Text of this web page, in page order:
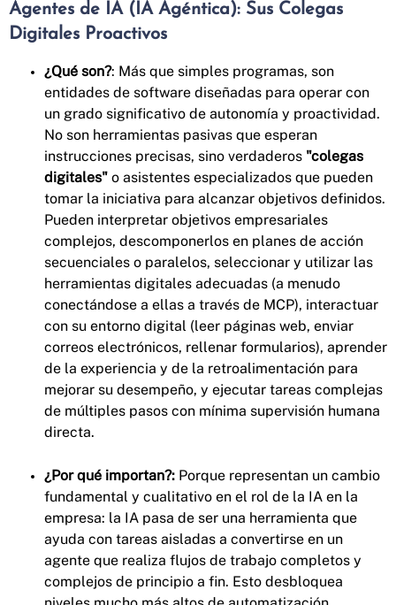
Agentes de IA (IA Agéntica): Sus Colegas
Digitales Proactivos
¿Qué son?: Más que simples programas, son
entidades de software diseñadas para operar con
un grado significativo de autonomía y proactividad.
No son herramientas pasivas que esperan
instrucciones precisas, sino verdaderos "colegas
digitales" o asistentes especializados que pueden
tomar la iniciativa para alcanzar objetivos definidos.
Pueden interpretar objetivos empresariales
complejos, descomponerlos en planes de acción
secuenciales o paralelos, seleccionar y utilizar las
herramientas digitales adecuadas (a menudo
conectándose a ellas a través de MCP), interactuar
con su entorno digital (leer páginas web, enviar
correos electrónicos, rellenar formularios), aprender
de la experiencia y de la retroalimentación para
mejorar su desempeño, y ejecutar tareas complejas
de múltiples pasos con mínima supervisión humana
directa.
¿Por qué importan?: Porque representan un cambio
fundamental y cualitativo en el rol de la IA en la
empresa: la IA pasa de ser una herramienta que
ayuda con tareas aisladas a convertirse en un
agente que realiza flujos de trabajo completos y
complejos de principio a fin. Esto desbloquea